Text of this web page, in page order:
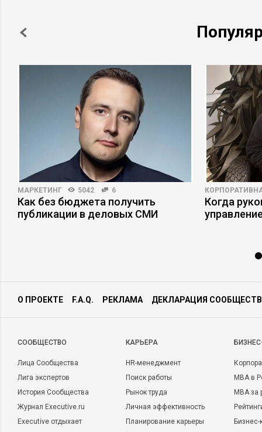
МАРКЕТИНГ 5042 6
Как без бюджета получить
публикации в деловых СМИ
Когда
О ПРОЕКТЕ F.A.Q. РЕКЛАМА ДЕКЛАРАЦИЯ
CООБЩЕСТВО
Лица Сообщества
Лига экспертов
История Сообщества
Журнал Executive.ru
Executive отдыхает
КАРЬЕРА
HR-менеджмент
Поиск работы
Рынок труда
Личная эффективность
Планирование карьеры
MBA в
MBA
Бизнес-